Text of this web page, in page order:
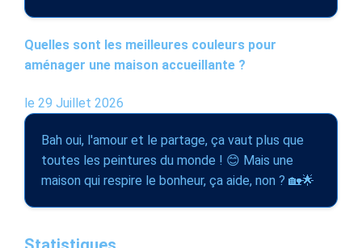
Quelles sont les meilleures couleurs pour
aménager une maison accueillante ?
le 29 Juillet 2026
Bah oui, l'amour et le partage, ça vaut plus que
toutes les peintures du monde ! 😊 Mais une
maison qui respire le bonheur, ça aide, non ? 🏡🌟